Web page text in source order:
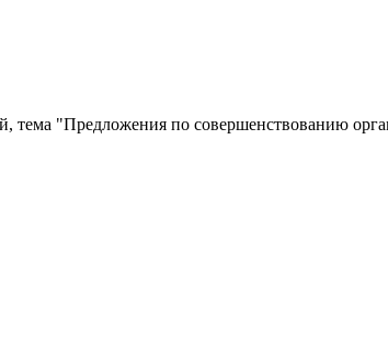
тема "Предложения по совершенствованию